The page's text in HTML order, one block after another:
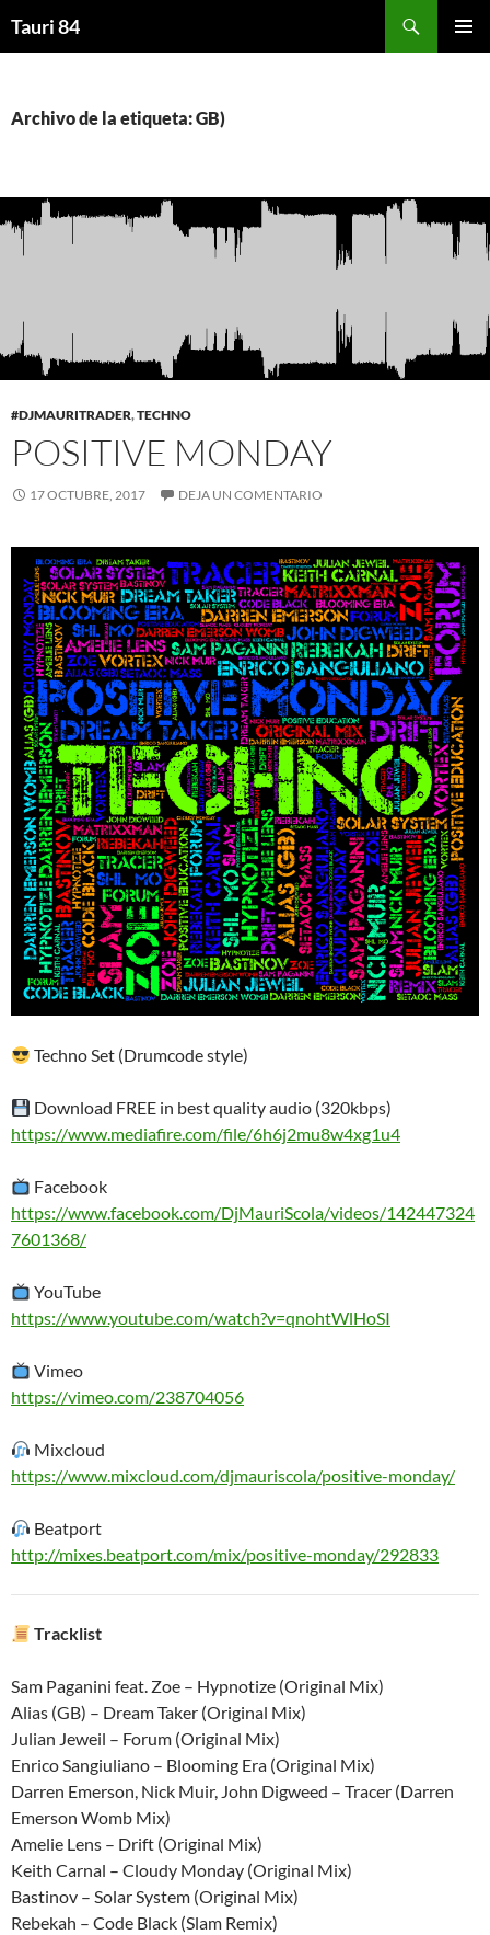
Tauri 84
Archivo de la etiqueta: GB)
#DJMAURITRADER,TECHNO
POSITIVE MONDAY
17 OCTUBRE, 2017 DEJA UN COMENTARIO
Techno Set (Drumcode style)
Download FREE in best quality audio (320kbps)
https://www.mediafire.com/file/6h6j2mu8w4xg1u4
Facebook
https://www.facebook.com/DjMauriScola/videos/142447324
7601368/
YouTube
https://www.youtube.com/watch?v=qnohtWlHoSI
Vimeo
https://vimeo.com/238704056
Mixcloud
https://www.mixcloud.com/djmauriscola/positive-monday/
Beatport
http://mixes.beatport.com/mix/positive-monday/292833
Tracklist
Sam Paganini feat. Zoe – Hypnotize (Original Mix)
Alias (GB) – Dream Taker (Original Mix)
Julian Jeweil – Forum (Original Mix)
Enrico Sangiuliano – Blooming Era (Original Mix)
Darren Emerson, Nick Muir, John Digweed – Tracer (Darren
Emerson Womb Mix)
Amelie Lens – Drift (Original Mix)
Keith Carnal – Cloudy Monday (Original Mix)
Bastinov – Solar System (Original Mix)
Rebekah – Code Black (Slam Remix)